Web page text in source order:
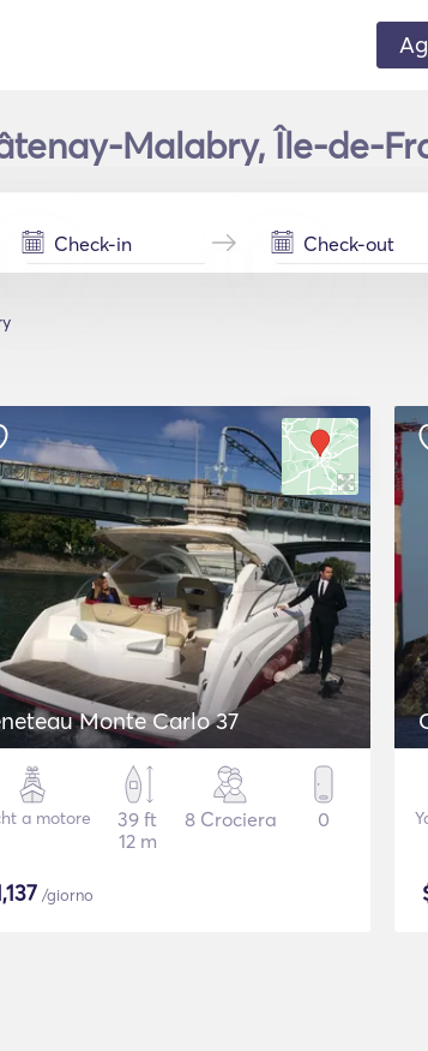
Malabry, Île-de-
Monte Carlo 37
a motore
39 ft
12 m
8 Crociera 0
/giorno